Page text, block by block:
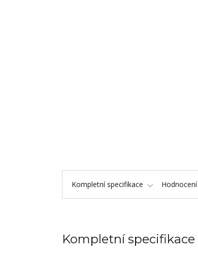
Kompletní specifikace Hodnocení
Kompletní specifikace